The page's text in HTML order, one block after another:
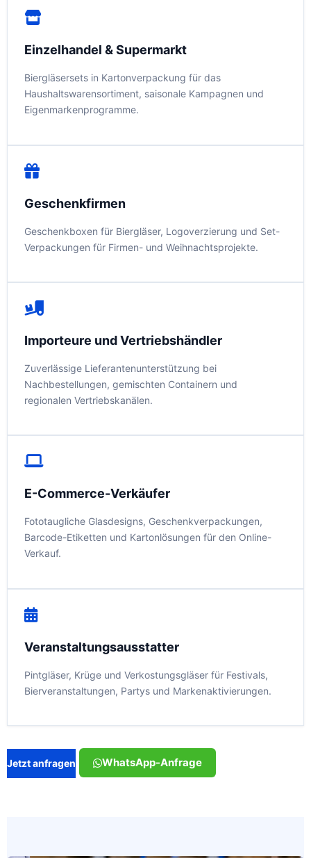
Einzelhandel & Supermarkt
Biergläsersets in Kartonverpackung für das
Haushaltswarensortiment, saisonale Kampagnen und
Eigenmarkenprogramme.
Geschenkfirmen
Geschenkboxen für Biergläser, Logoverzierung und Set-
Verpackungen für Firmen- und Weihnachtsprojekte.
Importeure und Vertriebshändler
Zuverlässige Lieferantenunterstützung bei
Nachbestellungen, gemischten Containern und
regionalen Vertriebskanälen.
E-Commerce-Verkäufer
Fototaugliche Glasdesigns, Geschenkverpackungen,
Barcode-Etiketten und Kartonlösungen für den Online-
Verkauf.
Veranstaltungsausstatter
Pintgläser, Krüge und Verkostungsgläser für Festivals,
Bierveranstaltungen, Partys und Markenaktivierungen.
Jetzt anfragen WhatsApp-Anfrage